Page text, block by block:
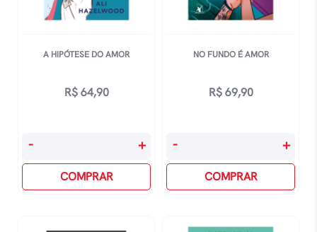
A HIPÓTESE DO AMOR
R$64,90
Amor
- +
COMPRAR
NO FUNDO É AMOR
R$69,90
No
Amor
- +
COMPRAR